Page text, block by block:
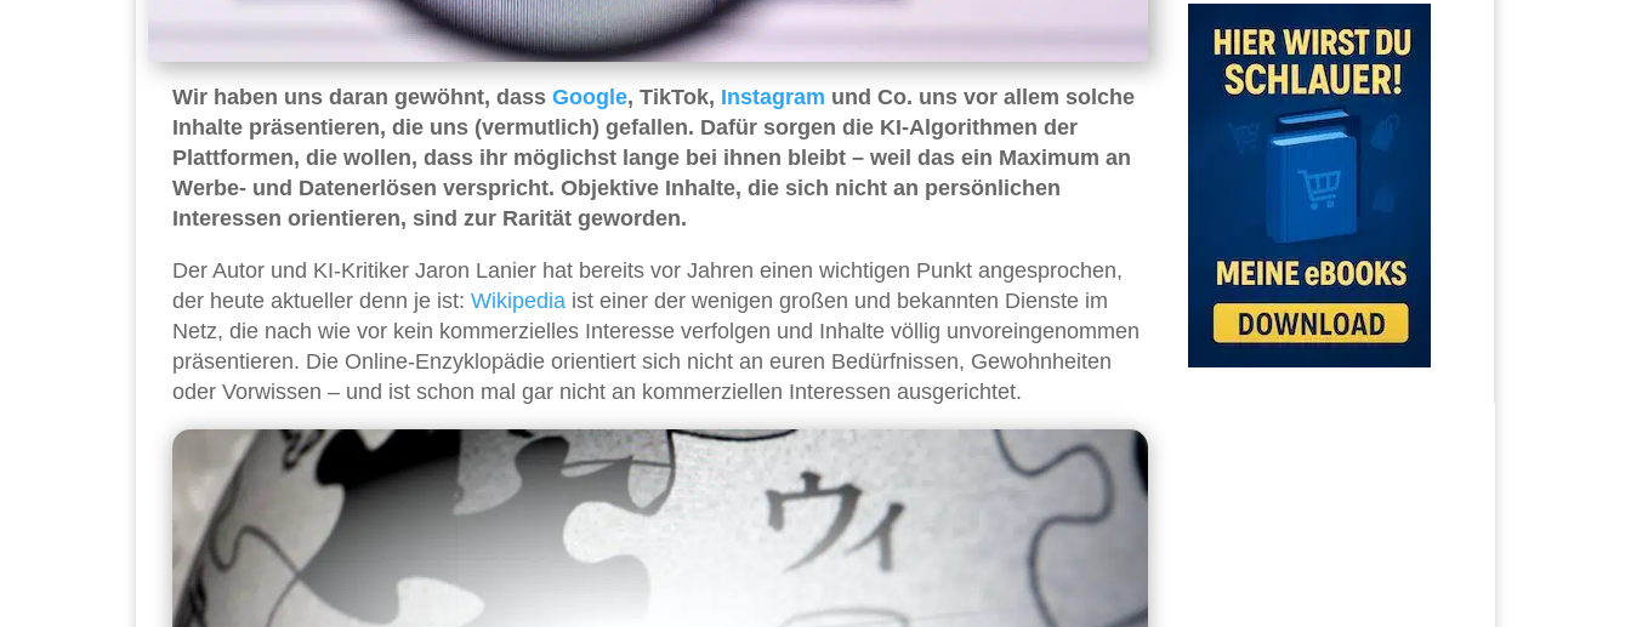
Wir haben uns daran gewöhnt, dass Google, TikTok, Instagram und Co. uns vor allem solche
Inhalte präsentieren, die uns (vermutlich) gefallen. Dafür sorgen die KI-Algorithmen der
Plattformen, die wollen, dass ihr möglichst lange bei ihnen bleibt – weil das ein Maximum an
Werbe- und Datenerlösen verspricht. Objektive Inhalte, die sich nicht an persönlichen
Interessen orientieren, sind zur Rarität geworden.
Der Autor und KI-Kritiker Jaron Lanier hat bereits vor Jahren einen wichtigen Punkt angesprochen,
der heute aktueller denn je ist: Wikipedia ist einer der wenigen großen und bekannten Dienste im
Netz, die nach wie vor kein kommerzielles Interesse verfolgen und Inhalte völlig unvoreingenommen
präsentieren. Die Online-Enzyklopädie orientiert sich nicht an euren Bedürfnissen, Gewohnheiten
oder Vorwissen – und ist schon mal gar nicht an kommerziellen Interessen ausgerichtet.